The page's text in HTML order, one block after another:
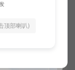
顶部喇叭)